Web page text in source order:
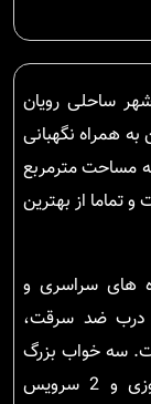
ساحلی رویان
امن به همراه نگهبانی
مساحت مترمربع
تماما از بهترین
های سراسری و
درب ضد سرقت،
سه خواب بزرگ
و مستر به همراه توالت فرنگی و وان جکوزی و 2 سرویس